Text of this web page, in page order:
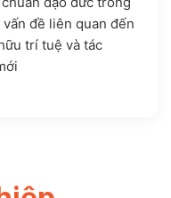
đề liên quan đến
trí tuệ và tác